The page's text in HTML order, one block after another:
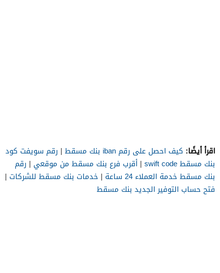
اقرأ أيضًا: كيف احصل على رقم iban بنك مسقط | رقم سويفت كود
بنك مسقط swift code
| أقرب فرع بنك مسقط من موقعي | رقم
بنك مسقط خدمة العملاء 24 ساعة
| خدمات بنك مسقط للشركات |
فتح حساب التوفير الجديد بنك مسقط